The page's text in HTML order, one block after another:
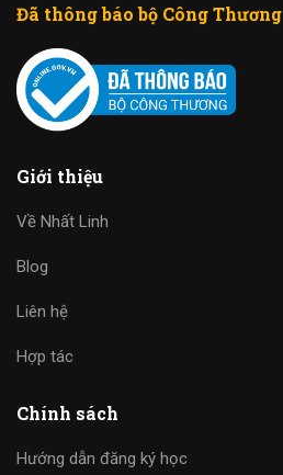
Đã thông báo bộ Công Thương
Giới thiệu
Về Nhất Linh
Blog
Liên hệ
Hợp tác
Chính sách
Hướng dẫn đăng ký học